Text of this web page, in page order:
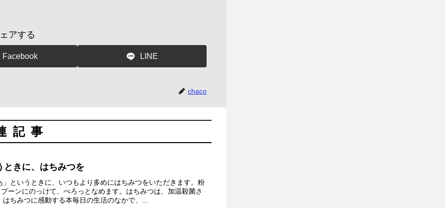
アする
Facebook LINE
chaco
記事
ときに、はちみつを
」というときに、いつもより多めにはちみつをいただきます。粉
ーンにのっけて、ぺろっとなめます。はちみつは、加温殺菌さ
ちみつに感動する本毎日の生活のなかで、...